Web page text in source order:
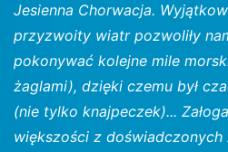
Jesienna Chorwacja.
przyzwoity wiatr pozwoliły
pokonywać kolejne mile
żaglami), dzięki czemu był
(nie tylko knajpeczek)...
większości z